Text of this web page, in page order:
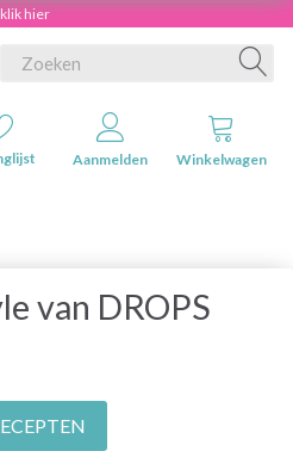
hier
Aanmelden Winkelwagen
van DROPS